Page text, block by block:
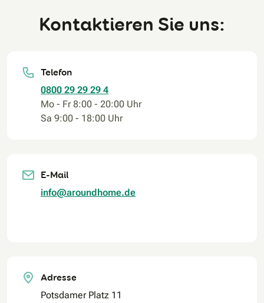
Kontaktieren Sie uns:
Telefon
0800 29 29 29 4
Mo - Fr 8:00 - 20:00 Uhr
Sa 9:00 - 18:00 Uhr
E-Mail
info@aroundhome.de
Adresse
Potsdamer Platz 11